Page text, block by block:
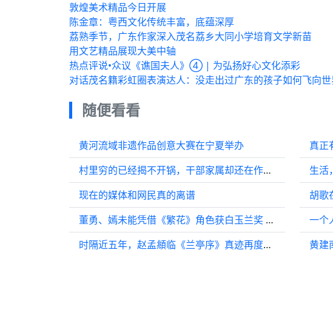
敦煌美术精品今日开展
陈金章：粤西文化传统丰富，底蕴深厚
荔熟季节，广东作家深入茂名荔乡大同小学培育文学新苗
用文艺精品展现大美中轴
热点评说•众议《谯国夫人》④ | 为弘扬好心文化添彩
对话茂名籍彩虹圈表演达人：没走出过广东的孩子如何飞向世
随便看看
黄河流域非遗作品创意大赛在宁夏举办
村里穷的已经揭不开锅，干部家属却还在作威作福……
现在的媒体和网民真的离谱
董勇、嫣未能凭借《繁花》角色获白玉兰奖 表示“江湖再见”！
时隔近五年，赵孟頫临《兰亭序》真迹再度展出
生活
一个